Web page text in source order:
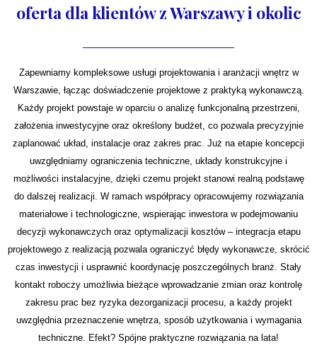
oferta dla klientów z Warszawy i okolic
Zapewniamy kompleksowe usługi projektowania i aranżacji wnętrz w
Warszawie, łącząc doświadczenie projektowe z praktyką wykonawczą.
Każdy projekt powstaje w oparciu o analizę funkcjonalną przestrzeni,
założenia inwestycyjne oraz określony budżet, co pozwala precyzyjnie
zaplanować układ, instalacje oraz zakres prac. Już na etapie koncepcji
uwzględniamy ograniczenia techniczne, układy konstrukcyjne i
możliwości instalacyjne, dzięki czemu projekt stanowi realną podstawę
do dalszej realizacji. W ramach współpracy opracowujemy rozwiązania
materiałowe i technologiczne, wspierając inwestora w podejmowaniu
decyzji wykonawczych oraz optymalizacji kosztów – integracja etapu
projektowego z realizacją pozwala ograniczyć błędy wykonawcze, skrócić
czas inwestycji i usprawnić koordynację poszczególnych branż. Stały
kontakt roboczy umożliwia bieżące wprowadzanie zmian oraz kontrolę
zakresu prac bez ryzyka dezorganizacji procesu, a każdy projekt
uwzględnia przeznaczenie wnętrza, sposób użytkowania i wymagania
techniczne. Efekt? Spójne praktyczne rozwiązania na lata!